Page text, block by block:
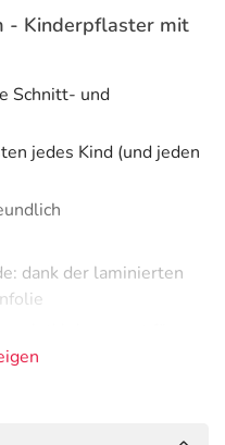
- Kinderpflaster mit
Schnitt- und
jedes Kind (und jeden
dank der laminierten
m sind für kleine